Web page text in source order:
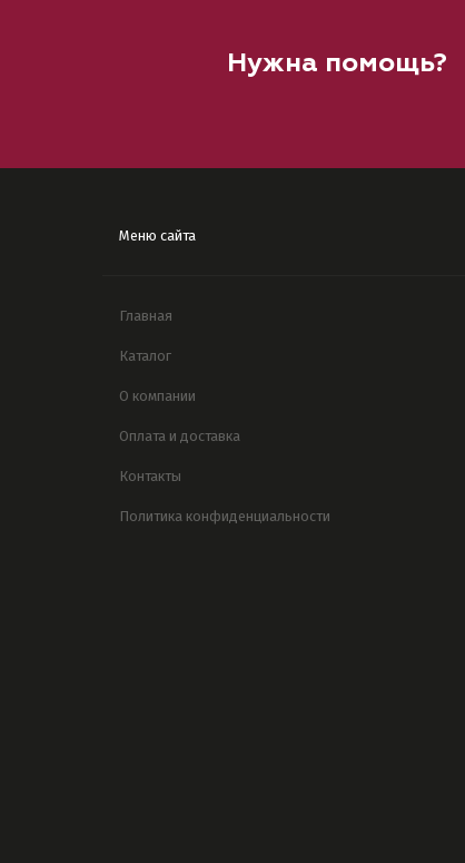
Нужна помощь?
Меню сайта
Главная
Каталог
О компании
Оплата и доставка
Контакты
Политика конфиденциальности